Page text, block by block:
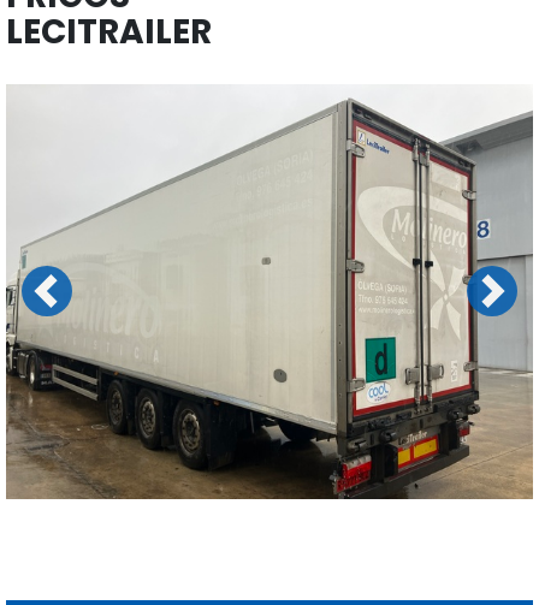
LECITRAILER
Previous Next